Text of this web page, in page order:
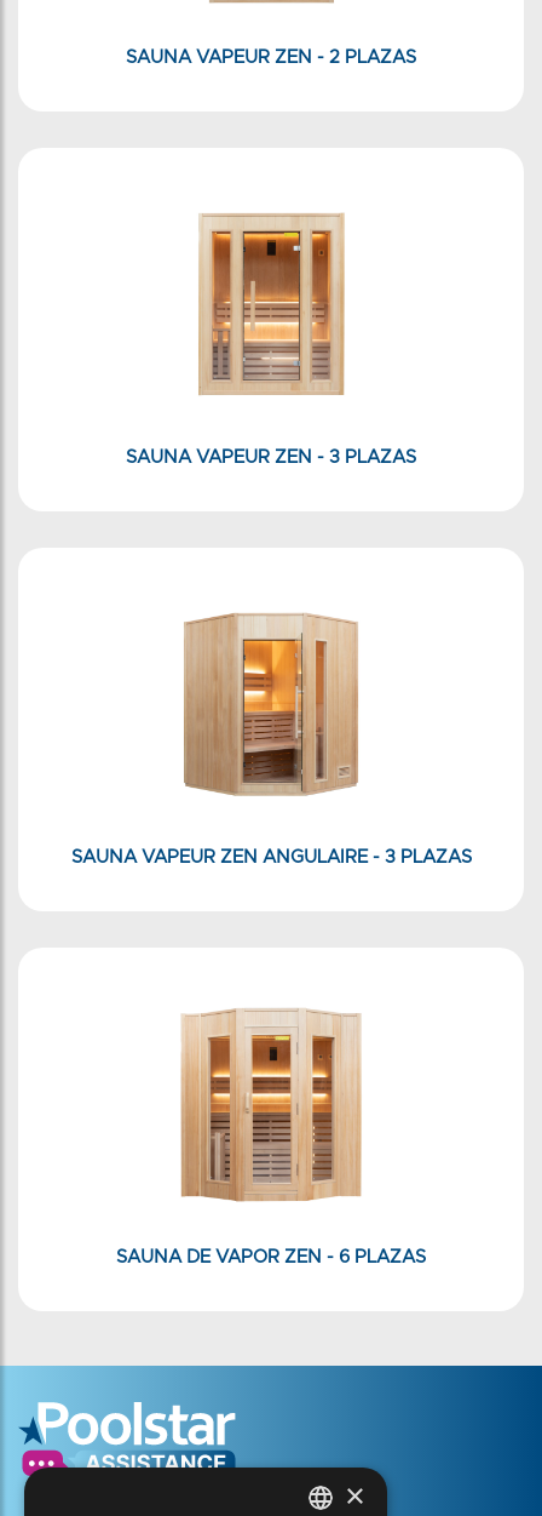
SAUNA VAPEUR ZEN - 2 PLAZAS
SAUNA VAPEUR ZEN - 3 PLAZAS
SAUNA VAPEUR ZEN ANGULAIRE - 3 PLAZAS
SAUNA DE VAPOR ZEN - 6 PLAZAS
×